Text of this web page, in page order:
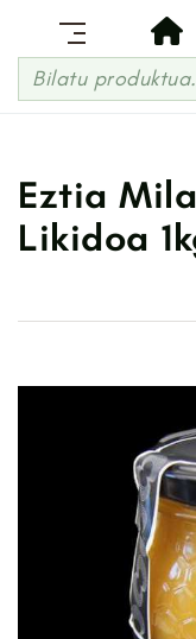
Bilatu
Eztia
Likidoa